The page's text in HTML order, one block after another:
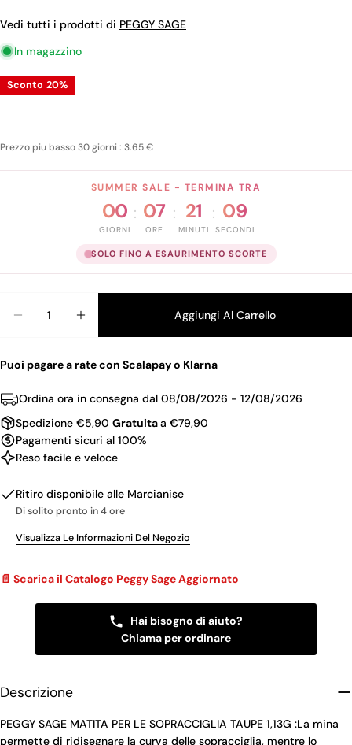
Vedi tutti i prodotti di PEGGY SAGE
In magazzino
Sconto 20%
Prezzo piu basso 30 giorni : 3.65 €
SUMMER SALE - TERMINA TRA
00
GIORNI
: 07
ORE
: 21
MINUTI
: 08
SECONDI
SOLO FINO A ESAURIMENTO SCORTE
Aggiungi Al Carrello
Puoi pagare a rate con Scalapay o Klarna
Ordina ora in consegna dal 08/08/2026 - 12/08/2026
Spedizione €5,90 Gratuitaa €79,90
Pagamenti sicuri al 100%
Reso facile e veloce
Ritiro disponibile alle Marcianise
Di solito pronto in 4 ore
Visualizza Le Informazioni Del Negozio
📄 Scarica il Catalogo Peggy Sage Aggiornato
Hai bisogno di aiuto?
Chiama per ordinare
Descrizione
PEGGY SAGE MATITA PER LE SOPRACCIGLIA TAUPE 1,13G :La mina
permette di ridisegnare la curva delle sopracciglia, mentre lo